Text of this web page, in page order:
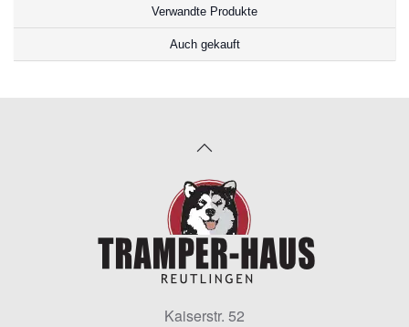
Verwandte Produkte
Auch gekauft
Kaiserstr. 52